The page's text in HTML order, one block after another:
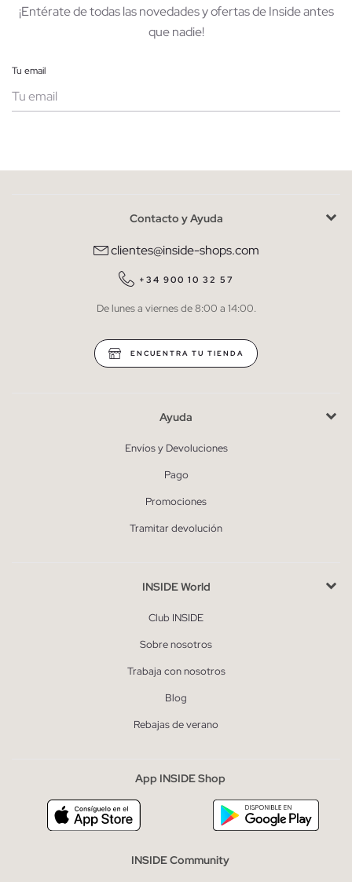
¡Entérate de todas las novedades y ofertas de Inside antes
que nadie!
Tu email
He leído y entiendo lapolítica de privacidad
QUIERO SUSCRIBIRME
* Puedes cancelar la suscripción en cualquier momento.
Contacto y Ayuda
clientes@inside-shops.com
+34 900 10 32 57
De lunes a viernes de 8:00 a 14:00.
ENCUENTRA TU TIENDA
Ayuda
Envíos y Devoluciones
Pago
Promociones
Tramitar devolución
INSIDE World
Club INSIDE
Sobre nosotros
Trabaja con nosotros
Blog
Rebajas de verano
App INSIDE Shop
INSIDE Community